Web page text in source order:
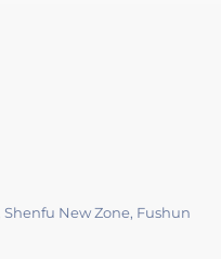
Shenfu New Zone, Fushun